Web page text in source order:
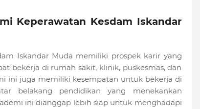
Keperawatan Kesdam Iskandar
Iskandar Muda memiliki prospek karir yang
bekerja di rumah sakit, klinik, puskesmas, dan
ini juga memiliki kesempatan untuk bekerja di
belakang pendidikan yang menekankan
ini dianggap lebih siap untuk menghadapi